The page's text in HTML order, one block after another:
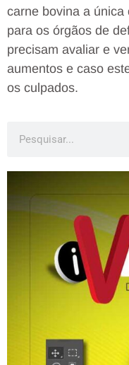
carne bovina a
para os órgãos de
precisam avaliar e
aumentos e caso
os culpados.